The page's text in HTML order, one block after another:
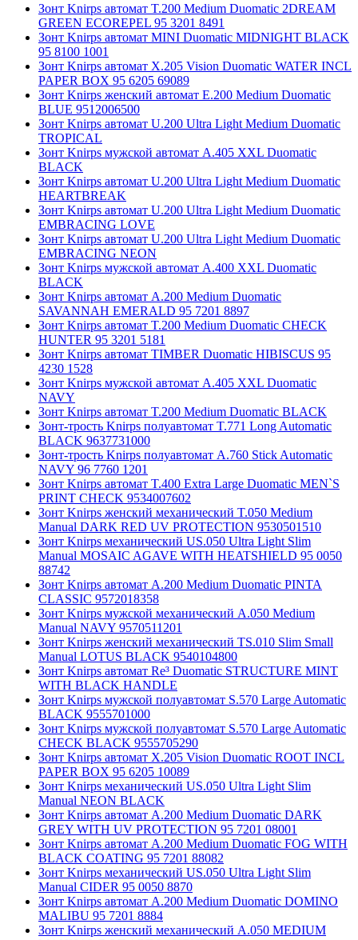
Зонт Knirps автомат T.200 Medium Duomatic 2DREAM
GREEN ECOREPEL 95 3201 8491
Зонт Knirps автомат MINI Duomatic MIDNIGHT BLACK
95 8100 1001
Зонт Knirps автомат X.205 Vision Duomatic WATER INCL
PAPER BOX 95 6205 69089
Зонт Knirps женский автомат E.200 Medium Duomatic
BLUE 9512006500
Зонт Knirps автомат U.200 Ultra Light Medium Duomatic
TROPICAL
Зонт Knirps мужской автомат A.405 XXL Duomatic
BLACK
Зонт Knirps автомат U.200 Ultra Light Medium Duomatic
HEARTBREAK
Зонт Knirps автомат U.200 Ultra Light Medium Duomatic
EMBRACING LOVE
Зонт Knirps автомат U.200 Ultra Light Medium Duomatic
EMBRACING NEON
Зонт Knirps мужской автомат A.400 XXL Duomatic
BLACK
Зонт Knirps автомат A.200 Medium Duomatic
SAVANNAH EMERALD 95 7201 8897
Зонт Knirps автомат T.200 Medium Duomatic CHECK
HUNTER 95 3201 5181
Зонт Knirps автомат TIMBER Duomatic HIBISCUS 95
4230 1528
Зонт Knirps мужской автомат A.405 XXL Duomatic
NAVY
Зонт Knirps автомат T.200 Medium Duomatic BLACK
Зонт-трость Knirps полуавтомат T.771 Long Automatic
BLACK 9637731000
Зонт-трость Knirps полуавтомат A.760 Stick Automatic
NAVY 96 7760 1201
Зонт Knirps автомат T.400 Extra Large Duomatic MEN`S
PRINT CHECK 9534007602
Зонт Knirps женский механический T.050 Medium
Manual DARK RED UV PROTECTION 9530501510
Зонт Knirps механический US.050 Ultra Light Slim
Manual MOSAIC AGAVE WITH HEATSHIELD 95 0050
88742
Зонт Knirps автомат A.200 Medium Duomatic PINTA
CLASSIC 9572018358
Зонт Knirps мужской механический A.050 Medium
Manual NAVY 9570511201
Зонт Knirps женский механический TS.010 Slim Small
Manual LOTUS BLACK 9540104800
Зонт Knirps автомат Re³ Duomatic STRUCTURE MINT
WITH BLACK HANDLE
Зонт Knirps мужской полуавтомат S.570 Large Automatic
BLACK 9555701000
Зонт Knirps мужской полуавтомат S.570 Large Automatic
CHECK BLACK 9555705290
Зонт Knirps автомат X.205 Vision Duomatic ROOT INCL
PAPER BOX 95 6205 10089
Зонт Knirps механический US.050 Ultra Light Slim
Manual NEON BLACK
Зонт Knirps автомат A.200 Medium Duomatic DARK
GREY WITH UV PROTECTION 95 7201 08001
Зонт Knirps автомат A.200 Medium Duomatic FOG WITH
BLACK COATING 95 7201 88082
Зонт Knirps механический US.050 Ultra Light Slim
Manual CIDER 95 0050 8870
Зонт Knirps автомат A.200 Medium Duomatic DOMINO
MALIBU 95 7201 8884
Зонт Knirps женский механический A.050 MEDIUM